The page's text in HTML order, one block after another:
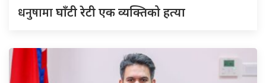
धनुषामाघाँटी रेटी एक व्यक्तिको हत्या